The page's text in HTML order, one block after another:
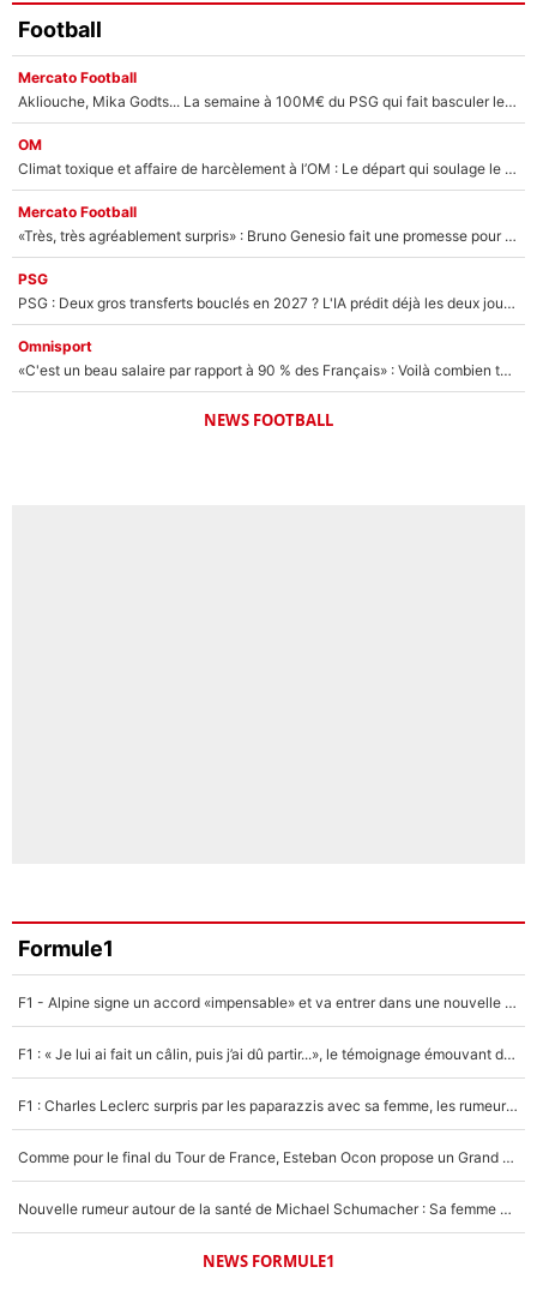
Football
Mercato Football
Akliouche, Mika Godts... La semaine à 100M€ du PSG qui fait basculer le mercato du PSG !
OM
Climat toxique et affaire de harcèlement à l’OM : Le départ qui soulage le vestiaire de Bruno Genesio
Mercato Football
«Très, très agréablement surpris» : Bruno Genesio fait une promesse pour la suite du mercato de l’OM et rassure les supporters
PSG
PSG : Deux gros transferts bouclés en 2027 ? L'IA prédit déjà les deux joueurs qui pourraient rejoindre Luis Enrique !
Omnisport
«C'est un beau salaire par rapport à 90 % des Français» : Voilà combien touchait Nelson Monfort sur France Télévisions avant de rejoindre CNews
NEWS FOOTBALL
Formule1
F1 - Alpine signe un accord «impensable» et va entrer dans une nouvelle dimension : Grande nouvelle pour Pierre Gasly !
F1 : « Je lui ai fait un câlin, puis j’ai dû partir...», le témoignage émouvant de Max Verstappen sur sa fille
F1 : Charles Leclerc surpris par les paparazzis avec sa femme, les rumeurs étaient vraies !
Comme pour le final du Tour de France, Esteban Ocon propose un Grand Prix de Formule 1 à Paris : «Autour de l’Arc de Triomphe, ce serait génial» !
Nouvelle rumeur autour de la santé de Michael Schumacher : Sa femme Corinna sort du silence
NEWS FORMULE1